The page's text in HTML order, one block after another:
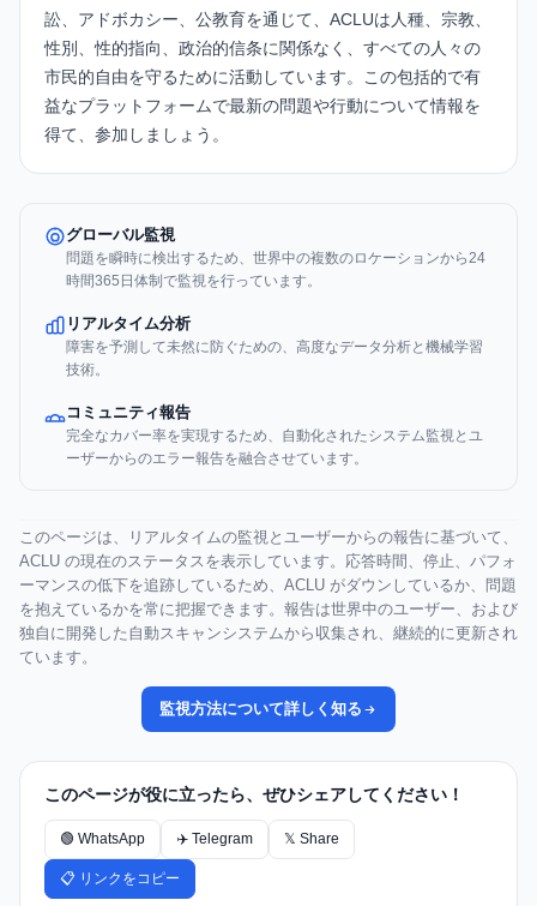
訟、アドボカシー、公教育を通じて、ACLUは人種、宗教、
性別、性的指向、政治的信条に関係なく、すべての人々の
市民的自由を守るために活動しています。この包括的で有
益なプラットフォームで最新の問題や行動について情報を
得て、参加しましょう。
グローバル監視
問題を瞬時に検出するため、世界中の複数のロケーションから24
時間365日体制で監視を行っています。
リアルタイム分析
障害を予測して未然に防ぐための、高度なデータ分析と機械学習
技術。
コミュニティ報告
完全なカバー率を実現するため、自動化されたシステム監視とユ
ーザーからのエラー報告を融合させています。
このページは、リアルタイムの監視とユーザーからの報告に基づいて、
ACLU の現在のステータスを表示しています。応答時間、停止、パフォ
ーマンスの低下を追跡しているため、ACLU がダウンしているか、問題
を抱えているかを常に把握できます。報告は世界中のユーザー、および
独自に開発した自動スキャンシステムから収集され、継続的に更新され
ています。
監視方法について詳しく知る
このページが役に立ったら、ぜひシェアしてください！
🟢 WhatsApp ✈️ Telegram 𝕏 Share
📋 リンクをコピー